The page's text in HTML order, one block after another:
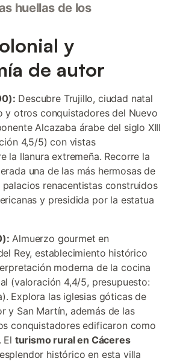
huellas de los
y
de autor
Descubre Trujillo, ciudad natal
y otros conquistadores del Nuevo
Alcazaba árabe del siglo XIII
4,5/5) con vistas
la llanura extremeña. Recorre la
una de las más hermosas de
palacios renacentistas construidos
y presidida por la estatua
Almuerzo gourmet en
Rey, establecimiento histórico
moderna de la cocina
(valoración 4,4/5, presupuesto:
Explora las iglesias góticas de
y San Martín, además de las
conquistadores edificaron como
El turismo rural en Cáceres
histórico en esta villa